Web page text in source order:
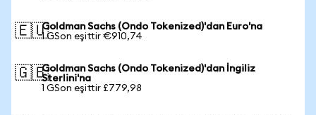
🇪🇺Goldman Sachs (Ondo Tokenized)'dan Euro'na
1 GSon eşittir €910,74
🇬🇧Goldman Sachs (Ondo Tokenized)'dan İngiliz
Sterlini'na
1 GSon eşittir £779,98